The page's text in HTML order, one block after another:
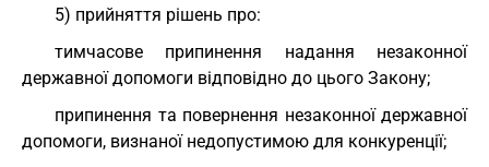
5) прийняття рішень про:
тимчасове припинення надання незаконної
державної допомоги відповідно до цього Закону;
припинення та повернення незаконної державної
допомоги, визнаної недопустимою для конкуренції;